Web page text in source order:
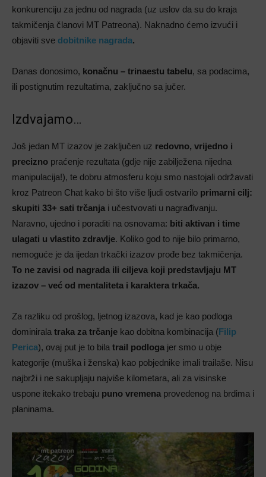
konkurenciju za jednu od nagrada (uz uslov da su do kraja
takmičenja članovi MT Patreona). Naknadno ćemo izvući i
objaviti sve dobitnike nagrada.
Danas donosimo, konačnu – trinaestu tabelu, sa podacima,
ili postignutim rezultatima, zaključno sa jučer.
Izdvajamo…
Još jedan MT izazov je zaključen uz redovno, vrijedno i
precizno praćenje rezultata (gdje nije zabilježena nijedna
manipulacija!), te dobru atmosferu koju smo nastojali održavati
kroz Patreon Chat kako bi što više ljudi ostvarilo primarni cilj:
skupiti 33+ sati trčanja i učestvovati u nagrađivanju.
Naravno, ujedno i poraditi na osnovama: biti aktivan i time
ulagati u vlastito zdravlje. Koliko god to nije bilo primarno,
nemoguće je da ijedan trkački izazov prođe bez takmičenja.
To ne zavisi od nagrada ili ciljeva koji predstavljaju MT
izazov – već od mentaliteta i karaktera trkača.
Za razliku od prošlog, ljetnog izazova, kad je kao podloga
dominirala traka za trčanje kao dobitna kombinacija (Filip
Perica), ovaj put je to bila trail podloga jer smo u obje
kategorije (muška i ženska) kao pobjednike imali trailaše. Nisu
najbrži i ne sakupljaju najviše kilometara, ali za visinske
uspone itekako trebaju puno vremena provedenog na brdima i
planinama.